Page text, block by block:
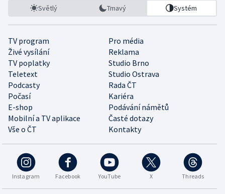
Světlý Tmavý Systém
TV program
Pro média
Živé vysílání
Reklama
TV poplatky
Studio Brno
Teletext
Studio Ostrava
Podcasty
Rada ČT
Počasí
Kariéra
E-shop
Podávání námětů
Mobilní a TV aplikace
Časté dotazy
Vše o ČT
Kontakty
Instagram Facebook YouTube X Threads